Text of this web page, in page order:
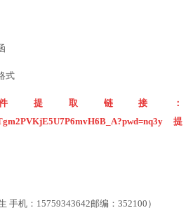
式
提取链接：
提
手机： 15759343642邮编：352100）